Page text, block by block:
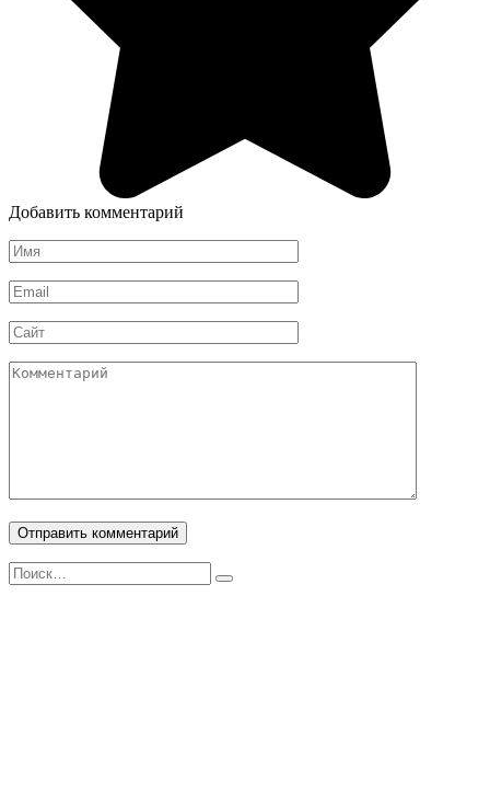
Добавить комментарий
Имя
*
Email
*
Сайт
Комментарий
Search
for: